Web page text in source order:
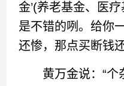
金’(养老基金、医
是不错的咧。给你
还惨，那点买断钱
黄万金说：“个